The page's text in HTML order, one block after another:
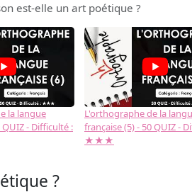
est-elle un art poétique ?
la langue
QUIZ - Difficulté :
L'orthographe de la
française (5) - 50 QUIZ -
★★★
?